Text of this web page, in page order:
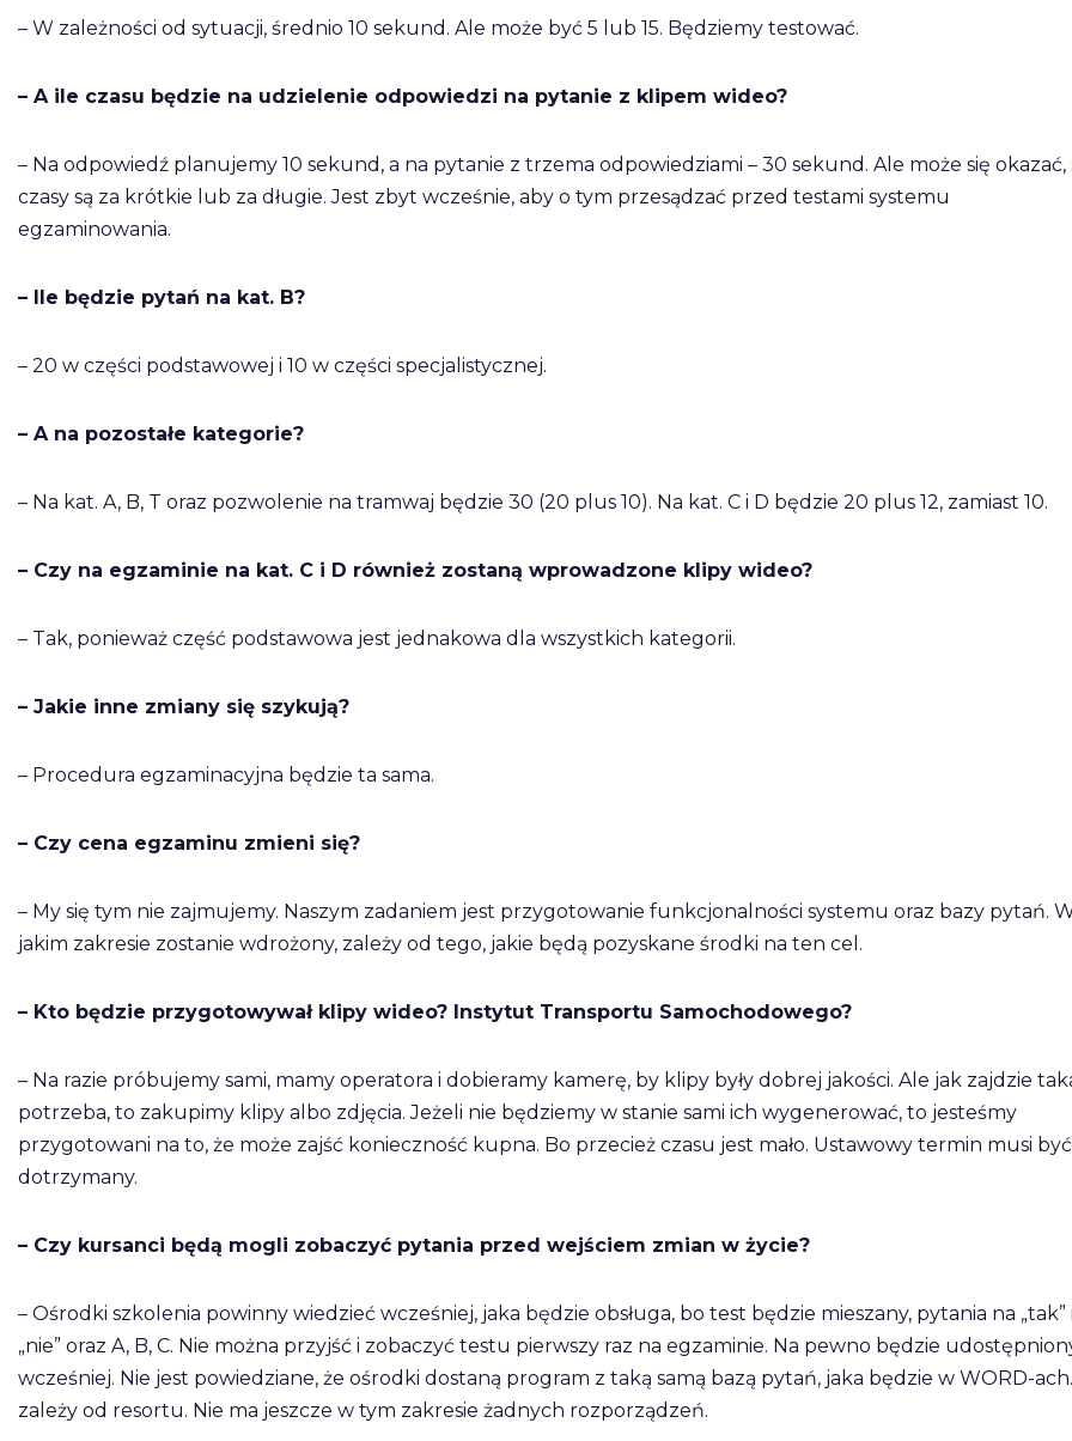
– W zależności od sytuacji, średnio 10 sekund. Ale może być 5 lub 15. Będziemy testować.
– A ile czasu będzie na udzielenie odpowiedzi na pytanie z klipem wideo?
– Na odpowiedź planujemy 10 sekund, a na pytanie z trzema odpowiedziami – 30 sekund. Ale może się okazać,
czasy są za krótkie lub za długie. Jest zbyt wcześnie, aby o tym przesądzać przed testami systemu
egzaminowania.
– Ile będzie pytań na kat. B?
– 20 w części podstawowej i 10 w części specjalistycznej.
– A na pozostałe kategorie?
– Na kat. A, B, T oraz pozwolenie na tramwaj będzie 30 (20 plus 10). Na kat. C i D będzie 20 plus 12, zamiast 10.
– Czy na egzaminie na kat. C i D również zostaną wprowadzone klipy wideo?
– Tak, ponieważ część podstawowa jest jednakowa dla wszystkich kategorii.
– Jakie inne zmiany się szykują?
– Procedura egzaminacyjna będzie ta sama.
– Czy cena egzaminu zmieni się?
– My się tym nie zajmujemy. Naszym zadaniem jest przygotowanie funkcjonalności systemu oraz bazy pytań.
jakim zakresie zostanie wdrożony, zależy od tego, jakie będą pozyskane środki na ten cel.
– Kto będzie przygotowywał klipy wideo? Instytut Transportu Samochodowego?
– Na razie próbujemy sami, mamy operatora i dobieramy kamerę, by klipy były dobrej jakości. Ale jak zajdzie
potrzeba, to zakupimy klipy albo zdjęcia. Jeżeli nie będziemy w stanie sami ich wygenerować, to jesteśmy
przygotowani na to, że może zajść konieczność kupna. Bo przecież czasu jest mało. Ustawowy termin musi być
dotrzymany.
– Czy kursanci będą mogli zobaczyć pytania przed wejściem zmian w życie?
– Ośrodki szkolenia powinny wiedzieć wcześniej, jaka będzie obsługa, bo test będzie mieszany, pytania na „tak”
„nie” oraz A, B, C. Nie można przyjść i zobaczyć testu pierwszy raz na egzaminie. Na pewno będzie
wcześniej. Nie jest powiedziane, że ośrodki dostaną program z taką samą bazą pytań, jaka będzie w WORD-
zależy od resortu. Nie ma jeszcze w tym zakresie żadnych rozporządzeń.